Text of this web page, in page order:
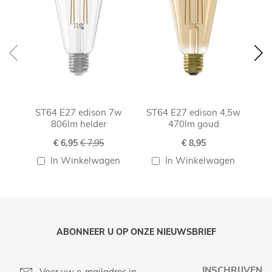
ST64 E27 edison 7w
806lm helder
Speciale
€ 6,95 € 7,95
In Winkelwagen
ST64 E27 edison 4,5w
470lm goud
€ 8,95
In Winkelwagen
ABONNEER U OP ONZE NIEUWSBRIEF